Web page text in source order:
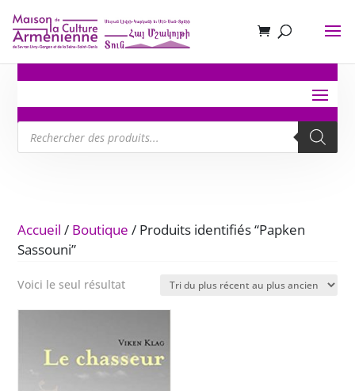
Recherche
de
produits
Accueil / Boutique / Produits identifiés “Papken
Sassouni”
Voici le seul résultat